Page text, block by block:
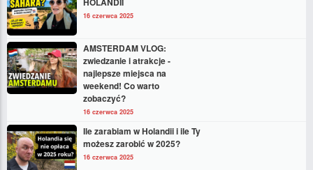
16 czerwca 2025
AMSTERDAM VLOG:
zwiedzanie i atrakcje -
najlepsze miejsca na
weekend! Co warto
zobaczyć?
16 czerwca 2025
Ile zarabiam w Holandii i ile Ty
możesz zarobić w 2025?
16 czerwca 2025